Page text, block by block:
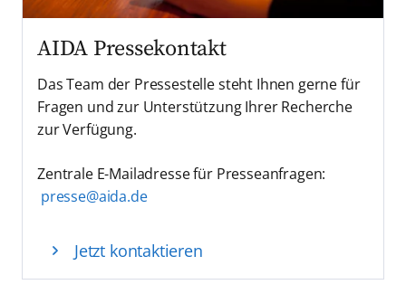
AIDA Pressekontakt
Das Team der Pressestelle steht Ihnen gerne für
Fragen und zur Unterstützung Ihrer Recherche
zur Verfügung.
Zentrale E-Mailadresse für Presseanfragen:
presse@aida.de
Jetzt kontaktieren